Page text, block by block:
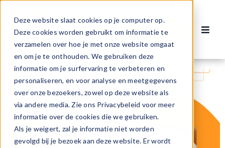
Deze website slaat cookies op je computer op.
Deze cookies worden gebruikt om informatie te
verzamelen over hoe je met onze website omgaat
en om je te onthouden. We gebruiken deze
informatie om je surfervaring te verbeteren en
personaliseren, en voor analyse en meetgegevens
over onze bezoekers, zowel op deze website als
via andere media. Zie ons Privacybeleid voor meer
informatie over de cookies die we gebruiken.
Als je weigert, zal je informatie niet worden
gevolgd bij je bezoek aan deze website. Er wordt
naar
inhoud
Contact
Vacatures
Voor werknemers
Voor werkgevers